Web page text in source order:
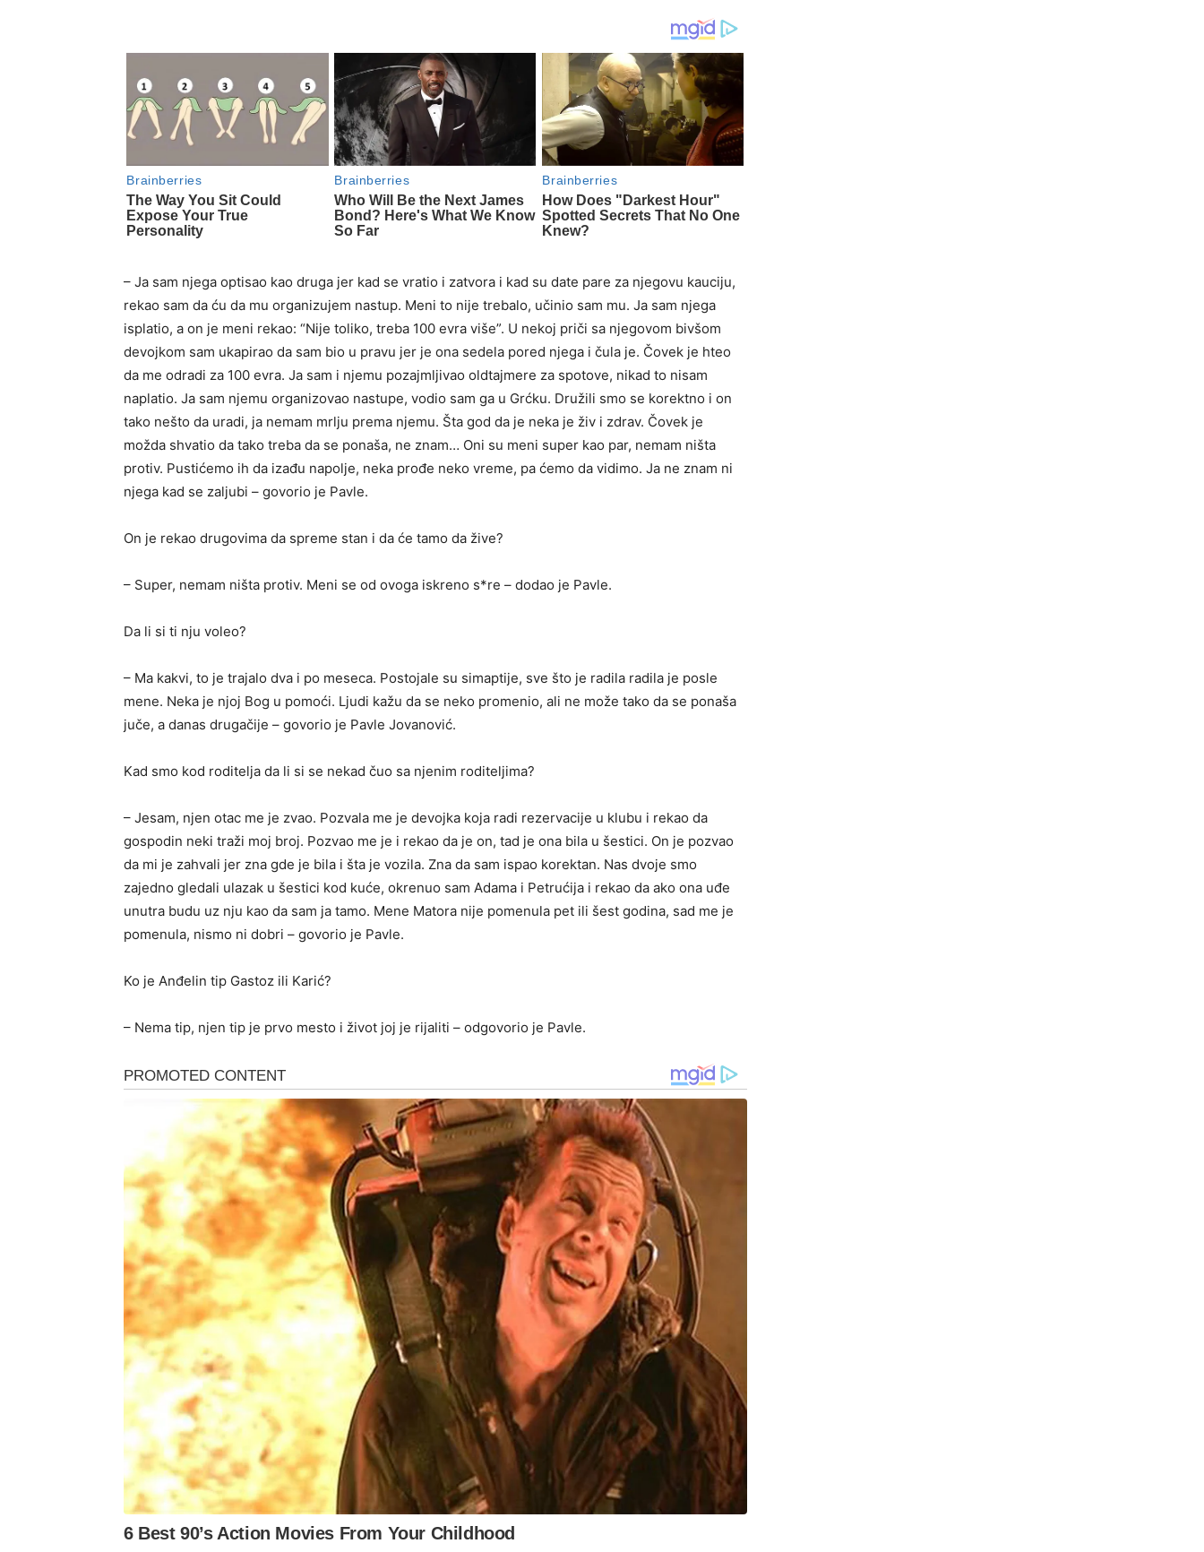
– Ja sam njega optisao kao druga jer kad se vratio i zatvora i kad su date pare za njegovu kauciju,
rekao sam da ću da mu organizujem nastup. Meni to nije trebalo, učinio sam mu. Ja sam njega
isplatio, a on je meni rekao: “Nije toliko, treba 100 evra više”. U nekoj priči sa njegovom bivšom
devojkom sam ukapirao da sam bio u pravu jer je ona sedela pored njega i čula je. Čovek je hteo
da me odradi za 100 evra. Ja sam i njemu pozajmljivao oldtajmere za spotove, nikad to nisam
naplatio. Ja sam njemu organizovao nastupe, vodio sam ga u Grćku. Družili smo se korektno i on
tako nešto da uradi, ja nemam mrlju prema njemu. Šta god da je neka je živ i zdrav. Čovek je
možda shvatio da tako treba da se ponaša, ne znam… Oni su meni super kao par, nemam ništa
protiv. Pustićemo ih da izađu napolje, neka prođe neko vreme, pa ćemo da vidimo. Ja ne znam ni
njega kad se zaljubi – govorio je Pavle.
On je rekao drugovima da spreme stan i da će tamo da žive?
– Super, nemam ništa protiv. Meni se od ovoga iskreno s*re – dodao je Pavle.
Da li si ti nju voleo?
– Ma kakvi, to je trajalo dva i po meseca. Postojale su simaptije, sve što je radila radila je posle
mene. Neka je njoj Bog u pomoći. Ljudi kažu da se neko promenio, ali ne može tako da se ponaša
juče, a danas drugačije – govorio je Pavle Jovanović.
Kad smo kod roditelja da li si se nekad čuo sa njenim roditeljima?
– Jesam, njen otac me je zvao. Pozvala me je devojka koja radi rezervacije u klubu i rekao da
gospodin neki traži moj broj. Pozvao me je i rekao da je on, tad je ona bila u šestici. On je pozvao
da mi je zahvali jer zna gde je bila i šta je vozila. Zna da sam ispao korektan. Nas dvoje smo
zajedno gledali ulazak u šestici kod kuće, okrenuo sam Adama i Petrućija i rekao da ako ona uđe
unutra budu uz nju kao da sam ja tamo. Mene Matora nije pomenula pet ili šest godina, sad me je
pomenula, nismo ni dobri – govorio je Pavle.
Ko je Anđelin tip Gastoz ili Karić?
– Nema tip, njen tip je prvo mesto i život joj je rijaliti – odgovorio je Pavle.